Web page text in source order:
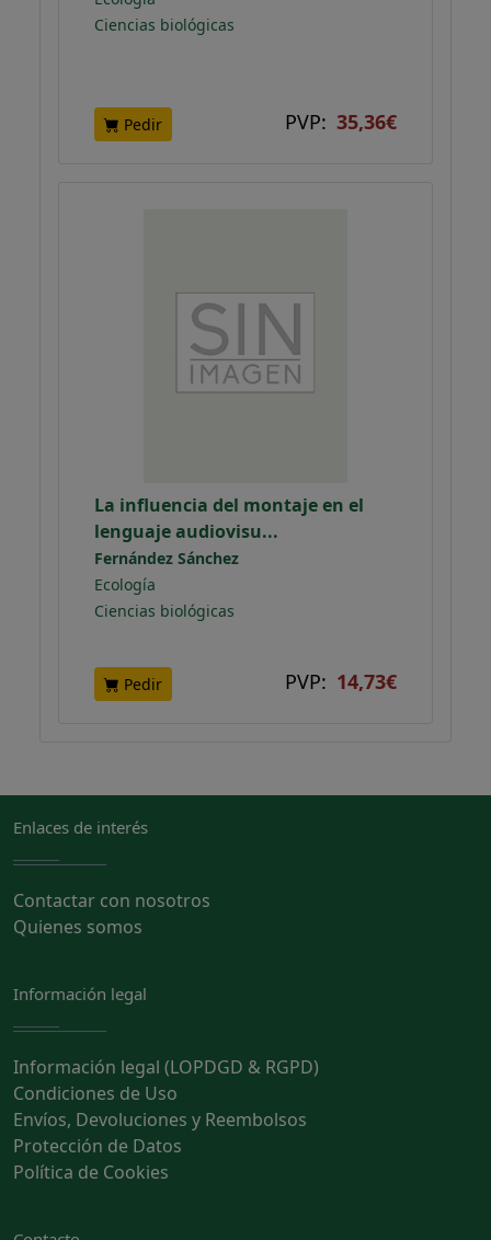
Ciencias biológicas
Pedir PVP: 35,36€
La influencia del montaje en el
lenguaje audiovisu...
Fernández Sánchez
Ecología
Ciencias biológicas
Pedir PVP: 14,73€
Enlaces de interés
Contactar con nosotros
Quienes somos
Información legal
Información legal (LOPDGD & RGPD)
Condiciones de Uso
Envíos, Devoluciones y Reembolsos
Protección de Datos
Política de Cookies